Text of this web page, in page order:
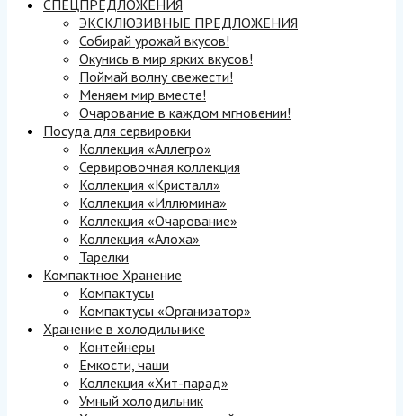
СПЕЦПРЕДЛОЖЕНИЯ
ЭКСКЛЮЗИВНЫЕ ПРЕДЛОЖЕНИЯ
Собирай урожай вкусов!
Окунись в мир ярких вкусов!
Поймай волну свежести!
Меняем мир вместе!
Очарование в каждом мгновении!
Посуда для сервировки
Коллекция «Аллегро»
Сервировочная коллекция
Коллекция «Кристалл»
Коллекция «Иллюмина»
Коллекция «Очарование»
Коллекция «Алоха»
Тарелки
Компактное Хранение
Компактусы
Компактусы «Организатор»
Хранение в холодильнике
Контейнеры
Емкости, чаши
Коллекция «Хит-парад»
Умный холодильник